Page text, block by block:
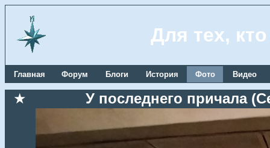
Для тех,
Главная Форум Блоги История Фото Видео
★ У последнего причала